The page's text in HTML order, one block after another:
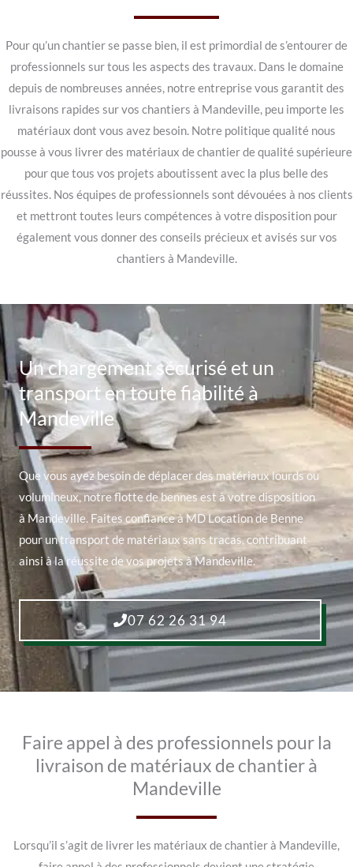
Pour qu’un chantier se passe bien, il est primordial de s’entourer de
professionnels sur tous les aspects des travaux. Dans le domaine
depuis de nombreuses années, notre entreprise vous garantit des
livraisons rapides sur vos chantiers à Mandeville, peu importe les
matériaux dont vous avez besoin. Notre politique qualité nous
pousse à vous livrer des matériaux de chantier de qualité supérieure
pour que tous vos projets aboutissent avec la plus belle des
réussites. Nos équipes de professionnels sont dévouées à nos clients
et mettront toutes leurs compétences à votre disposition pour
également vous donner des conseils précieux et avisés sur vos
chantiers à Mandeville.
Un chargement sécurisé et un
transport en toute fiabilité à
Mandeville
Que vous ayez besoin de déplacer des matériaux lourds ou
volumineux, notre flotte de bennes est à votre disposition
à Mandeville. Faites confiance à MD Location de Benne
pour un transport de matériaux sans tracas, contribuant
ainsi à la réussite de vos projets à Mandeville.
07 62 26 31 94
Faire appel à des professionnels pour la
livraison de matériaux de chantier à
Mandeville
Lorsqu’il s’agit de livrer les matériaux de chantier à Mandeville,